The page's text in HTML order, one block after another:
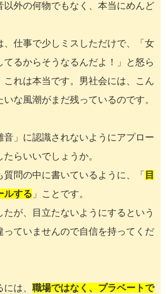
以外の何物でもなく、本当にめんど
、仕事で少しミスしただけで、「女
るからそうなるんだよ！」と怒ら
これは本当です。男社会には、こん
な風潮がまだ残っているのです。
音」に認識されないようにアプロー
らいいでしょうか。
問の中に書いているように、「 目
ルする 」ことです。
が、目立たないようにするという
っていませんので自信を持ってくだ
は、 職場ではなく、プラベートで